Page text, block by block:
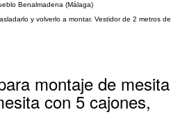
Benalmadena (Málaga)
y volverlo a montar. Vestidor de 2 metros de
montaje de mesita
con 5 cajones,